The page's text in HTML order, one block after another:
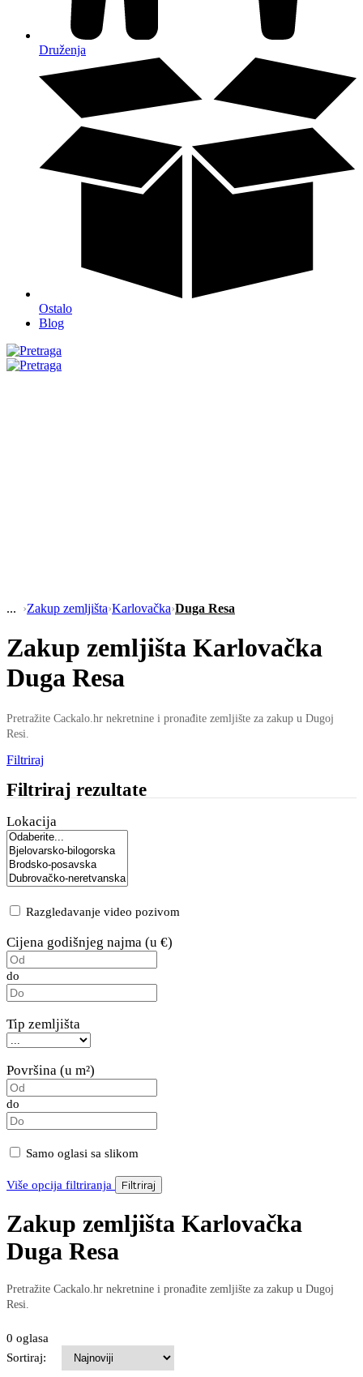
Druženja
Ostalo
Blog
›Zakup zemljišta›Karlovačka›Duga Resa
Zakup zemljišta Karlovačka
Duga Resa
Pretražite Cackalo.hr nekretnine i pronađite zemljište za zakup u Dugoj
Resi.
Filtriraj
Filtriraj rezultate
Lokacija
Razgledavanje video pozivom
Cijena godišnjeg najma (u €)
do
Tip zemljišta
Površina (u m²)
do
Samo oglasi sa slikom
Više opcija filtriranja Filtriraj
Zakup zemljišta Karlovačka
Duga Resa
Pretražite Cackalo.hr nekretnine i pronađite zemljište za zakup u Dugoj
Resi.
0 oglasa
Sortiraj: